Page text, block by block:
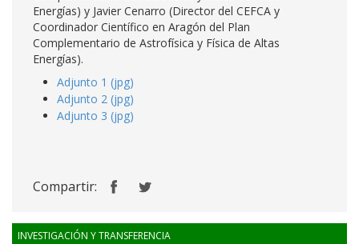
Energías) y Javier Cenarro (Director del CEFCA y
Coordinador Científico en Aragón del Plan
Complementario de Astrofísica y Física de Altas
Energías).
Adjunto 1 (jpg)
Adjunto 2 (jpg)
Adjunto 3 (jpg)
Compartir:
INVESTIGACIÓN Y TRANSFERENCIA